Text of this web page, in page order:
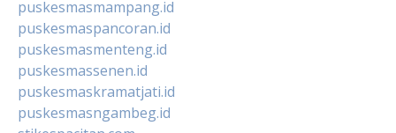
puskesmasmampang.id
puskesmaspancoran.id
puskesmasmenteng.id
puskesmassenen.id
puskesmaskramatjati.id
puskesmasngambeg.id